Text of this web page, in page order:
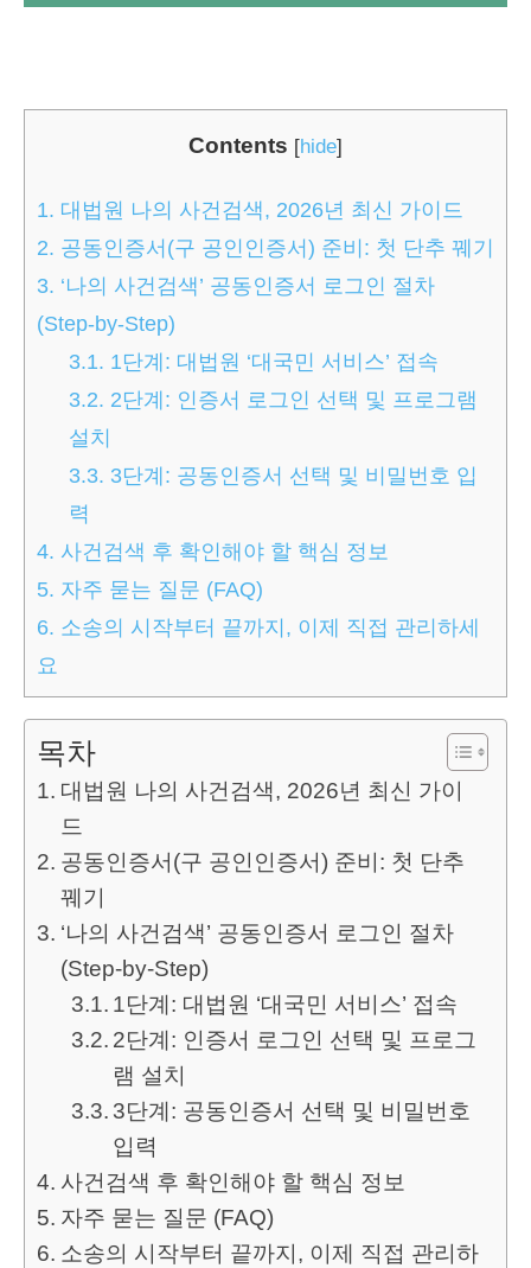
Contents [hide]
1. 대법원 나의 사건검색, 2026년 최신 가이드
2. 공동인증서(구 공인인증서) 준비: 첫 단추 꿰기
3. ‘나의 사건검색’ 공동인증서 로그인 절차
(Step-by-Step)
3.1. 1단계: 대법원 ‘대국민 서비스’ 접속
3.2. 2단계: 인증서 로그인 선택 및 프로그램
설치
3.3. 3단계: 공동인증서 선택 및 비밀번호 입
력
4. 사건검색 후 확인해야 할 핵심 정보
5. 자주 묻는 질문 (FAQ)
6. 소송의 시작부터 끝까지, 이제 직접 관리하세
요
목차
대법원 나의 사건검색, 2026년 최신 가이
드
공동인증서(구 공인인증서) 준비: 첫 단추
꿰기
‘나의 사건검색’ 공동인증서 로그인 절차
(Step-by-Step)
1단계: 대법원 ‘대국민 서비스’ 접속
2단계: 인증서 로그인 선택 및 프로그
램 설치
3단계: 공동인증서 선택 및 비밀번호
입력
사건검색 후 확인해야 할 핵심 정보
자주 묻는 질문 (FAQ)
소송의 시작부터 끝까지, 이제 직접 관리하